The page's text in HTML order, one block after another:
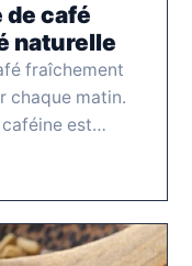
de café
naturelle
fraîchement
chaque matin.
caféine est…